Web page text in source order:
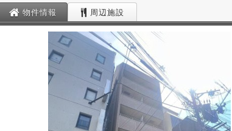
物件情報 周辺施設